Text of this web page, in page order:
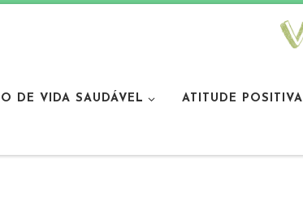
DE VIDA SAUDÁVEL ATITUDE POSITIVA